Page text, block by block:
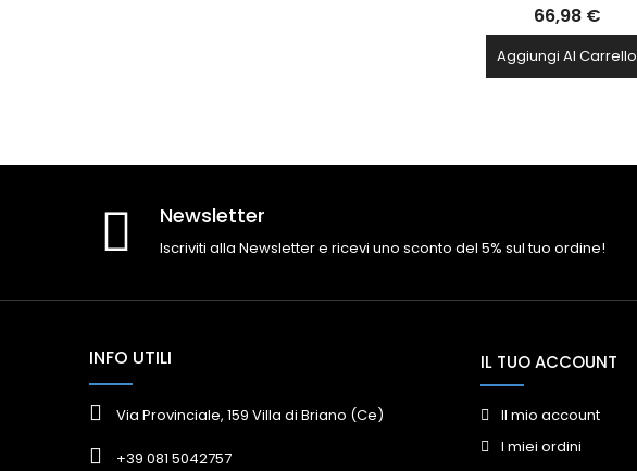
66,98 €
Aggiungi Al Carrello
Newsletter
Iscriviti alla Newsletter e ricevi uno sconto del 5% sul tuo ordine!
INFO UTILI
Via Provinciale, 159 Villa di Briano (Ce)
+39 081 5042757
IL TUO ACCOUNT
Il mio account
I miei ordini